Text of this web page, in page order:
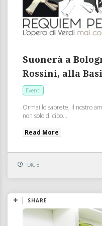
Suonerà a
Rossini, alla
Eventi
Ormai lo saprete, il nostro
non solo di cibo...
Read More
DIC 8
SHARE